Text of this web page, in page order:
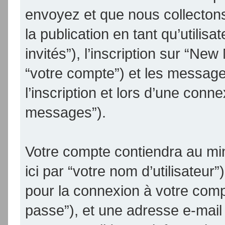
envoyez et que nous
la publication en tant
invités”), l’inscription sur
“votre compte”) et les
l’inscription et lors d’une
messages”).
Votre compte contiendra au
ici par “votre nom
pour la connexion à votre
passe”), et une adresse e-